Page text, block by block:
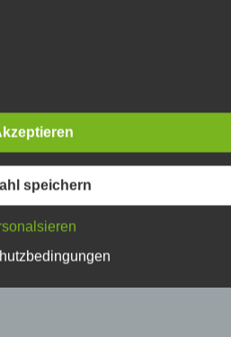
oder identifizierbare
solche Vorgangsreihe im
Ordnen, die Speicherung, die
durch Übermittlung, Verbreitung
speichern